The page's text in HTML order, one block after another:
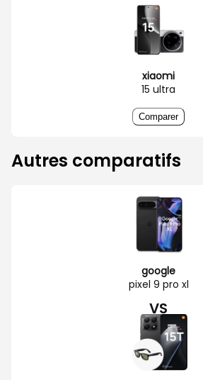
xiaomi
15 ultra
Comparer
Autres comparatifs
google
pixel 9 pro xl
VS